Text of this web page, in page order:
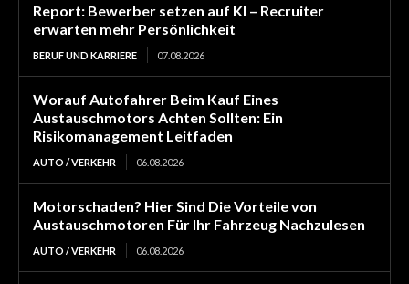
Report: Bewerber setzen auf KI – Recruiter
erwarten mehr Persönlichkeit
BERUF UND KARRIERE 07.08.2026
Worauf Autofahrer Beim Kauf Eines
Austauschmotors Achten Sollten: Ein
Risikomanagement Leitfaden
AUTO / VERKEHR 06.08.2026
Motorschaden? Hier Sind Die Vorteile von
Austauschmotoren Für Ihr Fahrzeug Nachzulesen
AUTO / VERKEHR 06.08.2026